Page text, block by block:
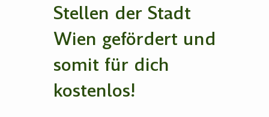
Stellen der Stadt
Wien gefördert und
somit für dich
kostenlos!